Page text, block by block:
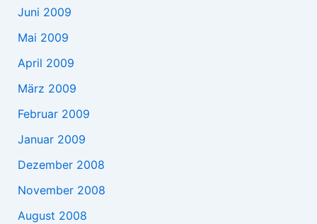
Juni 2009
Mai 2009
April 2009
März 2009
Februar 2009
Januar 2009
Dezember 2008
November 2008
August 2008